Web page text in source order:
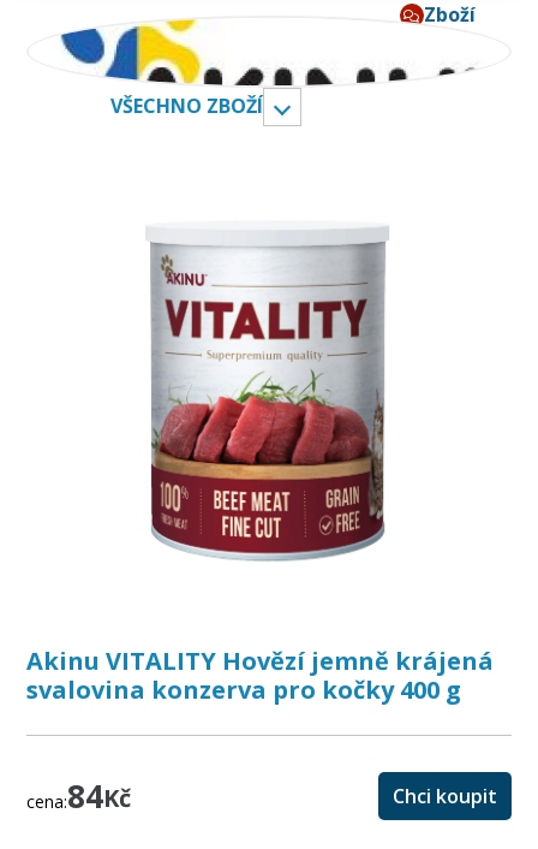
Zboží
AKINU CZ s.r.o.
VŠECHNO ZBOŽÍ
Akinu VITALITY Hovězí jemně krájená
svalovina konzerva pro kočky 400 g
cena:84Kč Chci koupit